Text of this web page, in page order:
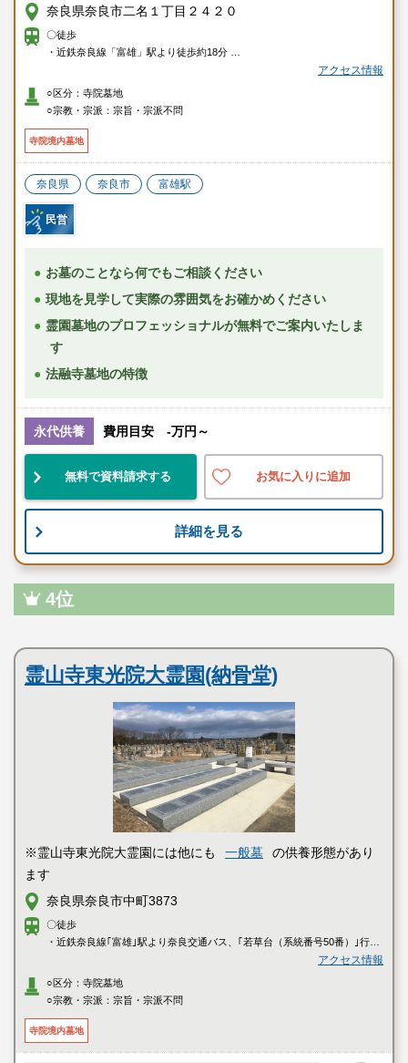
奈良県奈良市二名１丁目２４２０
〇徒歩
・近鉄奈良線「富雄」駅より徒歩約18分
〇車
・近鉄奈良線「富雄」駅より約8分
アクセス情報
○区分：寺院墓地
○宗教・宗派：宗旨・宗派不問
寺院境内墓地
奈良県 奈良市 富雄駅
民営
お墓のことなら何でもご相談ください
現地を見学して実際の雰囲気をお確かめください
霊園墓地のプロフェッショナルが無料でご案内いたしま
す
法融寺墓地の特徴
永代供養 費用目安 -万円～
無料で資料請求する お気に入りに追加
詳細を見る
4位
霊山寺東光院大霊園(納骨堂)
※霊山寺東光院大霊園には他にも 一般墓
の供養形態があり
ます
奈良県奈良市中町3873
〇徒歩
・近鉄奈良線｢富雄｣駅より奈良交通バス、｢若草台（系統番号50番）｣行き
〇車
・第二阪奈有料道路「中町ランプ」より県道7号線を北へ約5分
アクセス情報
○区分：寺院墓地
○宗教・宗派：宗旨・宗派不問
寺院境内墓地